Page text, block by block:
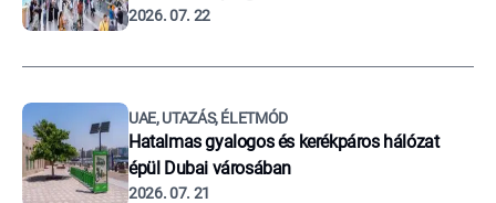
2026. 07. 22
UAE, UTAZÁS, ÉLETMÓD
Hatalmas gyalogos és kerékpáros hálózat
épül Dubai városában
2026. 07. 21